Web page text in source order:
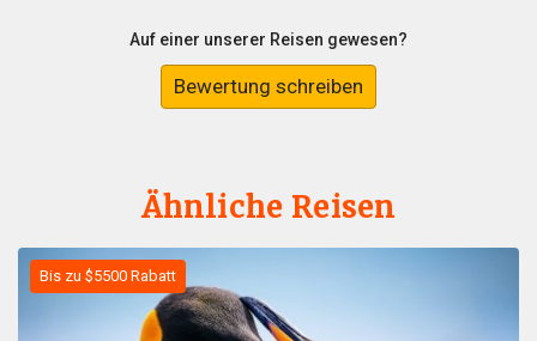
Auf einer unserer Reisen gewesen?
Bewertung schreiben
Ähnliche Reisen
Bis zu $5500 Rabatt